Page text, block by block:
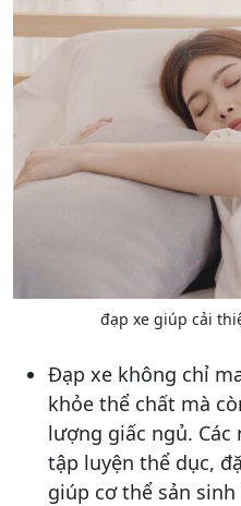
đạp xe giúp cải
Đạp xe không chỉ
khỏe thể chất mà
lượng giấc ngủ.
tập luyện thể dục,
giúp cơ thể sản